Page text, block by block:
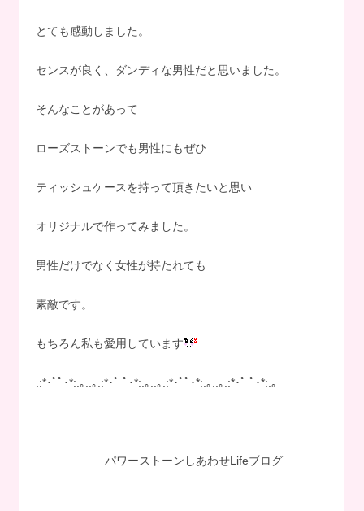
とても感動しました。
センスが良く、ダンディな男性だと思いました。
そんなことがあって
ローズストーンでも男性にもぜひ
ティッシュケースを持って頂きたいと思い
オリジナルで作ってみました。
男性だけでなく女性が持たれても
素敵です。
もちろん私も愛用しています
.:*･ﾟﾟ･*:.｡..｡.:*･ﾟ ﾟ･*:.｡..｡.:*･ﾟﾟ･*:.｡..｡.:*･ﾟ ﾟ･*:.｡
パワーストーンしあわせLifeブログ